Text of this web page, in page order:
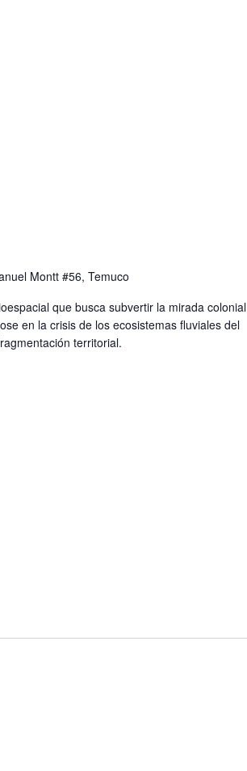
Montt #56, Temuco
que busca subvertir la mirada colonial
en la crisis de los ecosistemas fluviales del
territorial.